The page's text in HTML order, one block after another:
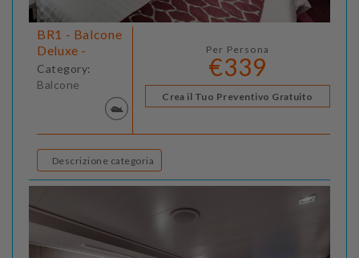
BR1 - Balcone
Deluxe -
Category:
Balcone
Per Persona
€339
Crea il Tuo Preventivo Gratuito
Descrizione categoria